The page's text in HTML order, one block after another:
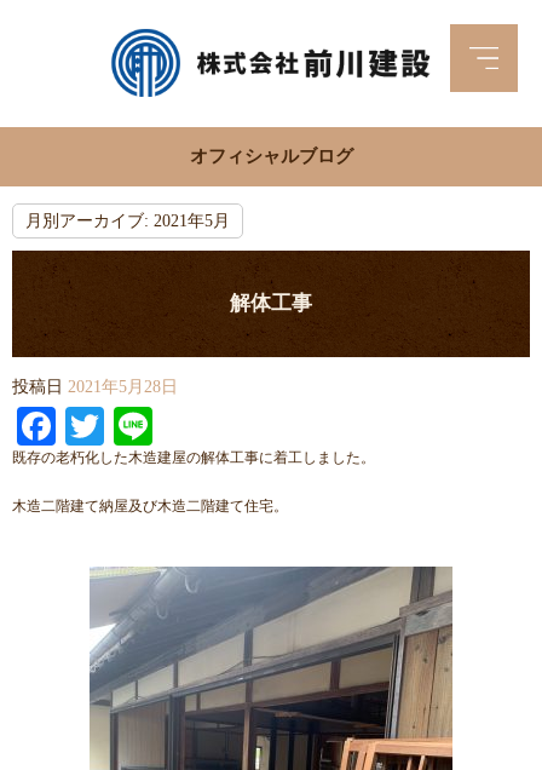
オフィシャルブログ
月別アーカイブ: 2021年5月
解体工事
投稿日 2021年5月28日
Facebook
Twitter
既存の老朽化した木造建屋の解体工事に着工しました。
木造二階建て納屋及び木造二階建て住宅。